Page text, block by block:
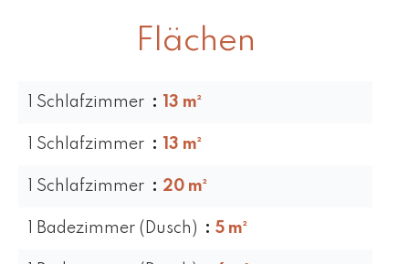
Flächen
1 Schlafzimmer 13 m²
1 Schlafzimmer 13 m²
1 Schlafzimmer 20 m²
1 Badezimmer (Dusch) 5 m²